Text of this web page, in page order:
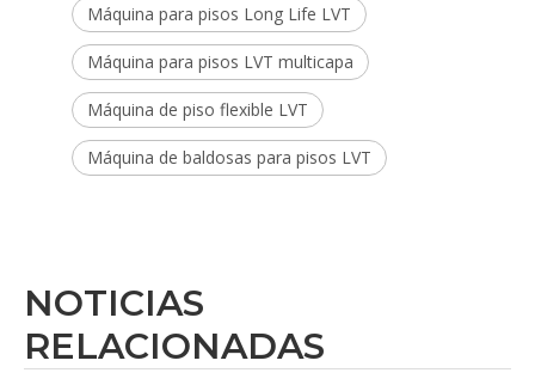
Máquina para pisos Long Life LVT
Máquina para pisos LVT multicapa
Máquina de piso flexible LVT
Máquina de baldosas para pisos LVT
NOTICIAS
RELACIONADAS